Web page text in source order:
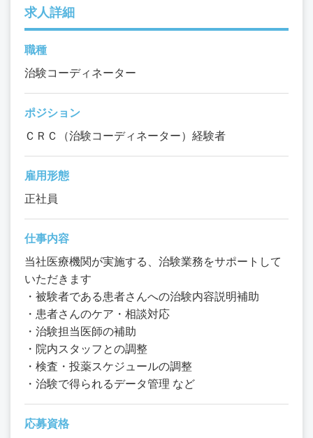
求人詳細
職種
治験コーディネーター
ポジション
ＣＲＣ（治験コーディネーター）経験者
雇用形態
正社員
仕事内容
当社医療機関が実施する、治験業務をサポートして
いただきます
・被験者である患者さんへの治験内容説明補助
・患者さんのケア・相談対応
・治験担当医師の補助
・院内スタッフとの調整
・検査・投薬スケジュールの調整
・治験で得られるデータ管理 など
応募資格